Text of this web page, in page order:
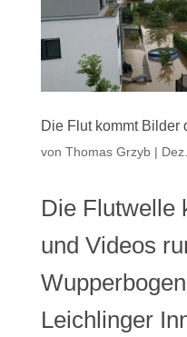
Die Flut kommt Bilder
von Thomas Grzyb|
Die Flutwelle
und Videos
Leichlinger